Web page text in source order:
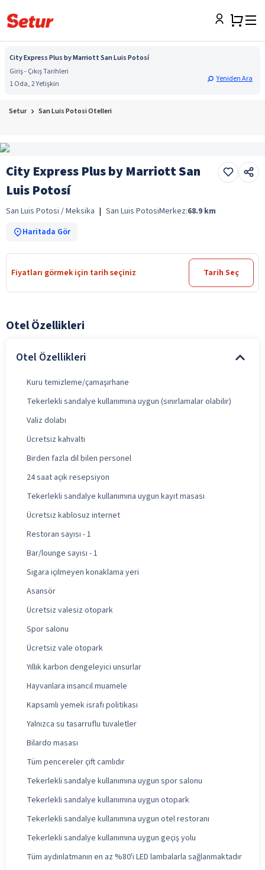
City Express Plus by Marriott San Luis Potosí
Giriş - Çıkış Tarihleri
1 Oda, 2 Yetişkin
Yeniden Ara
Setur San Luis Potosi Otelleri
City Express Plus by Marriott San
Luis Potosí
San Luis Potosi / Meksika | San Luis PotosiMerkez:68.9 km
Haritada Gör
Fiyatları görmek için tarih seçiniz Tarih Seç
Otel Özellikleri
Otel Özellikleri
Kuru temizleme/çamaşırhane
Tekerlekli sandalye kullanımına uygun (sınırlamalar olabilir)
Valiz dolabı
Ücretsiz kahvaltı
Birden fazla dil bilen personel
24 saat açık resepsiyon
Tekerlekli sandalye kullanımına uygun kayıt masası
Ücretsiz kablosuz internet
Restoran sayısı - 1
Bar/lounge sayısı - 1
Sigara içilmeyen konaklama yeri
Asansör
Ücretsiz valesiz otopark
Spor salonu
Ücretsiz vale otopark
Yıllık karbon dengeleyici unsurlar
Hayvanlara insancıl muamele
Kapsamlı yemek israfı politikası
Yalnızca su tasarruflu tuvaletler
Bilardo masası
Tüm pencereler çift camlıdır
Tekerlekli sandalye kullanımına uygun spor salonu
Tekerlekli sandalye kullanımına uygun otopark
Tekerlekli sandalye kullanımına uygun otel restoranı
Tekerlekli sandalye kullanımına uygun geçiş yolu
Tüm aydınlatmanın en az %80'i LED lambalarla sağlanmaktadır